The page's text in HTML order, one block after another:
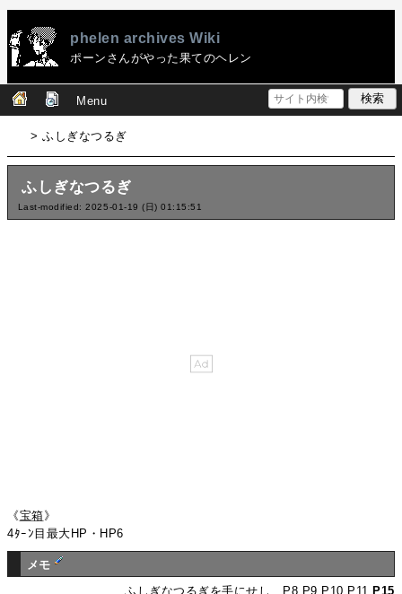
phelen archives Wiki
ポーンさんがやった果てのヘレン
Menu
> ふしぎなつるぎ
ふしぎなつるぎ
Last-modified: 2025-01-19 (日) 01:15:51
《宝箱》
4ﾀｰﾝ目最大HP・HP6
メモ
ふしぎなつるぎを手にせし.. P8 P9 P10 P11 P15